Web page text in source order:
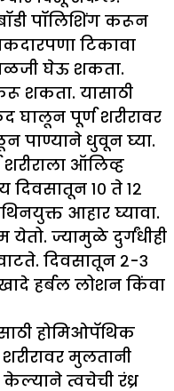
पॉलिशिंग करून
टिकावा
घेऊ शकता.
शकता. यासाठी
घालून पूर्ण शरीरावर
पाण्याने धुवून घ्या.
शरीराला ऑलिव्ह
१० ते १२
आहार घ्यावा.
येतो. ज्यामुळे दुर्गंधीही
दिवसातून २-३
हर्बल लोशन किंवा
होमिओपॅथिक
मुलतानी
त्वचेची रंध्र